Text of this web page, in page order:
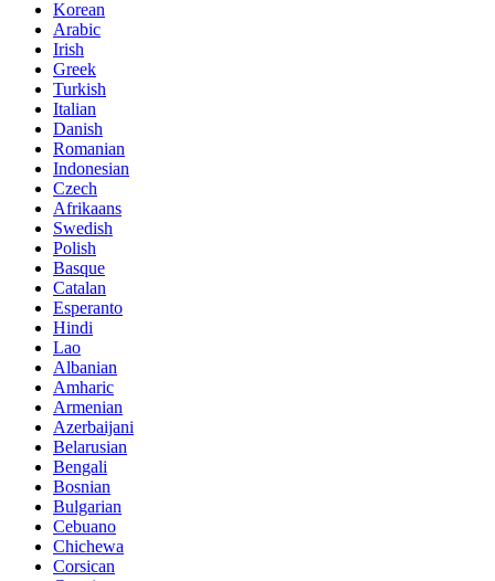
Korean
Arabic
Irish
Greek
Turkish
Italian
Danish
Romanian
Indonesian
Czech
Afrikaans
Swedish
Polish
Basque
Catalan
Esperanto
Hindi
Lao
Albanian
Amharic
Armenian
Azerbaijani
Belarusian
Bengali
Bosnian
Bulgarian
Cebuano
Chichewa
Corsican